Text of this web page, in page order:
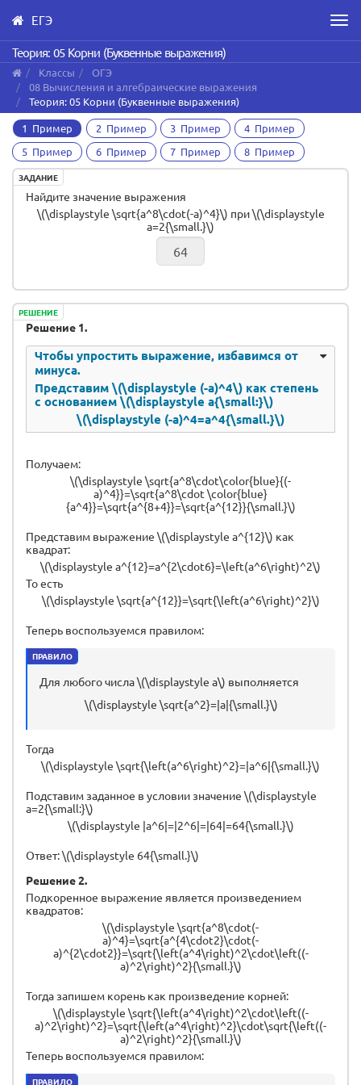
Skip
to
main
content
ЕГЭ
Теория: 05 Корни (Буквенные выражения)
Классы
ОГЭ
08 Вычисления и алгебраические выражения
Теория: 05 Корни (Буквенные выражения)
1 Пример
2 Пример 3 Пример
4 Пример
5 Пример
6 Пример 7 Пример 8 Пример
ЗАДАНИЕ
Найдите значение выражения
\(\displaystyle \sqrt{a^8\cdot(-a)^4}\) при \(\displaystyle
a=2{\small.}\)
РЕШЕНИЕ
Решение 1.
Чтобы упростить выражение, избавимся от
минуса.
Представим \(\displaystyle (-a)^4\) как степень
с основанием \(\displaystyle a{\small:}\)
\(\displaystyle (-a)^4=a^4{\small.}\)
Получаем:
\(\displaystyle \sqrt{a^8\cdot\color{blue}{(-
a)^4}}=\sqrt{a^8\cdot \color{blue}
{a^4}}=\sqrt{a^{8+4}}=\sqrt{a^{12}}{\small.}\)
Представим выражение \(\displaystyle a^{12}\) как
квадрат:
\(\displaystyle a^{12}=a^{2\cdot6}=\left(a^6\right)^2\)
То есть
\(\displaystyle \sqrt{a^{12}}=\sqrt{\left(a^6\right)^2}\)
Теперь воспользуемся правилом:
ПРАВИЛО
Для любого числа \(\displaystyle a\) выполняется
\(\displaystyle \sqrt{a^2}=|a|{\small.}\)
Тогда
\(\displaystyle \sqrt{\left(a^6\right)^2}=|a^6|{\small.}\)
Подставим заданное в условии значение \(\displaystyle
a=2{\small:}\)
\(\displaystyle |a^6|=|2^6|=|64|=64{\small.}\)
Ответ: \(\displaystyle 64{\small.}\)
Решение 2.
Подкоренное выражение является произведением
квадратов:
\(\displaystyle \sqrt{a^8\cdot(-
a)^4}=\sqrt{a^{4\cdot2}\cdot(-
a)^{2\cdot2}}=\sqrt{\left(a^4\right)^2\cdot\left((-
a)^2\right)^2}{\small.}\)
Тогда запишем корень как произведение корней:
\(\displaystyle \sqrt{\left(a^4\right)^2\cdot\left((-
a)^2\right)^2}=\sqrt{\left(a^4\right)^2}\cdot\sqrt{\left((-
a)^2\right)^2}{\small.}\)
Теперь воспользуемся правилом:
ПРАВИЛО